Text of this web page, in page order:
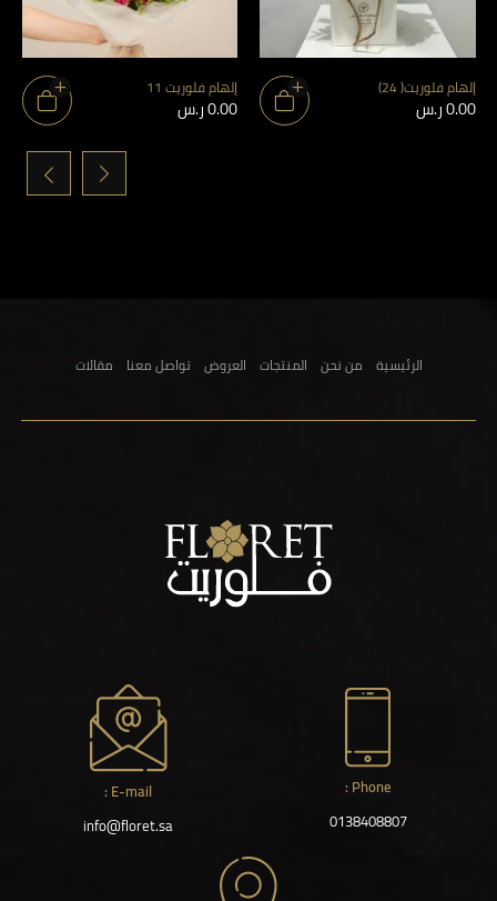
إلهام فلوريت( 24)
0.00ر.س
إلهام فلوريت 11
0.00ر.س
‹
›
الرئيسية من نحن المنتجات العروض تواصل معنا مقالات
Phone :
0138408807
E-mail :
info@floret.sa